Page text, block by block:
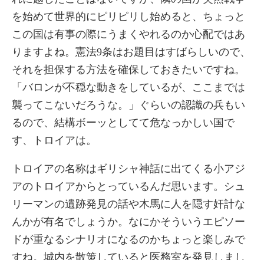
を始めて世界的にピリピリし始めると、ちょっと
この国は有事の際にうまくやれるのか心配ではあ
りますよね。憲法9条はお題目はすばらしいので、
それを担保する方法を確保しておきたいですね。
「バロンが不穏な動きをしているが、ここまでは
襲ってこないだろうな。」ぐらいの認識の兵もい
るので、結構ボーッとしてて危なっかしい国で
す、トロイアは。
トロイアの名称はギリシャ神話に出てくる小アジ
アのトロイアからとっているんだ思います。シュ
リーマンの遺跡発見の話や木馬に人を隠す奸計な
んかが有名でしょうか。なにかそういうエピソー
ドが重なるシナリオになるのかちょっと楽しみで
すね。城内を散策していると医務室を発見しまし